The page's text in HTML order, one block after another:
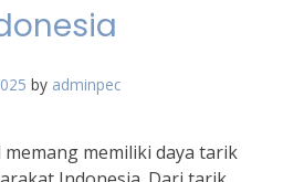
by adminpec
memiliki daya tarik